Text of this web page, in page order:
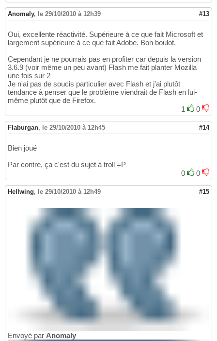
Anomaly, le 29/10/2010 à 12h39 #13
Oui, excellente réactivité. Supérieure à ce que fait Microsoft et
largement supérieure à ce que fait Adobe. Bon boulot.
Cependant je ne pourrais pas en profiter car depuis la version
3.6.9 (voir même un peu avant) Flash me fait planter Mozilla
une fois sur 2
Je n'ai pas de soucis particulier avec Flash et j'ai plutôt
tendance à penser que le problème viendrait de Flash en lui-
même plutôt que de Firefox.
1
0
Flaburgan, le 29/10/2010 à 12h45 #14
Bien joué
Par contre, ça c'est du sujet à troll =P
0
0
Hellwing, le 29/10/2010 à 12h49 #15
Envoyé par Anomaly